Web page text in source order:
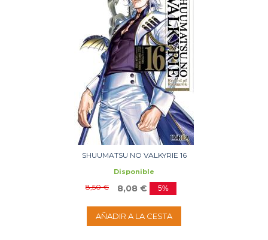
SHUUMATSU NO VALKYRIE 16
Disponible
8,50 € 8,08 € 5%
AÑADIR A LA CESTA